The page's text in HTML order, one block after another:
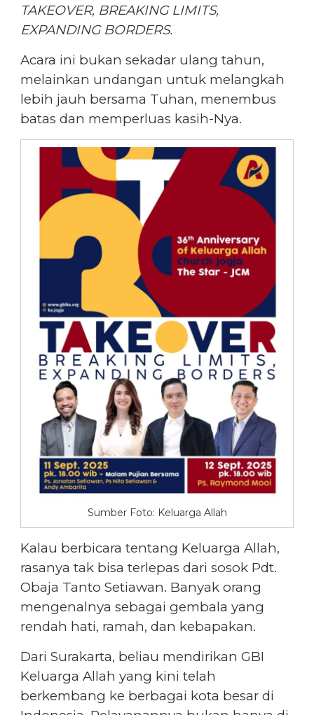
TAKEOVER, BREAKING LIMITS,
EXPANDING BORDERS.
Acara ini bukan sekadar ulang tahun,
melainkan undangan untuk melangkah
lebih jauh bersama Tuhan, menembus
batas dan memperluas kasih-Nya.
Sumber Foto: Keluarga Allah
Kalau berbicara tentang Keluarga Allah,
rasanya tak bisa terlepas dari sosok Pdt.
Obaja Tanto Setiawan. Banyak orang
mengenalnya sebagai gembala yang
rendah hati, ramah, dan kebapakan.
Dari Surakarta, beliau mendirikan GBI
Keluarga Allah yang kini telah
berkembang ke berbagai kota besar di